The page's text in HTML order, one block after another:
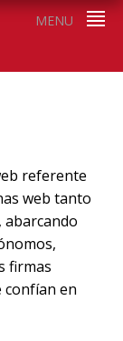
MENU
referente
web tanto
firmas
confían en